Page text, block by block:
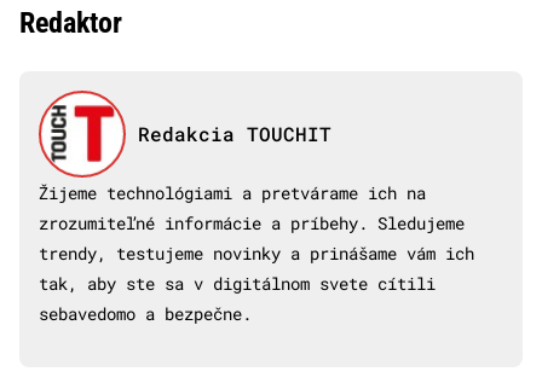
Redaktor
Redakcia TOUCHIT
Žijeme technológiami a pretvárame ich na
zrozumiteľné informácie a príbehy. Sledujeme
trendy, testujeme novinky a prinášame vám ich
tak, aby ste sa v digitálnom svete cítili
sebavedomo a bezpečne.